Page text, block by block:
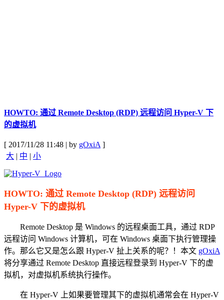
HOWTO: 通过 Remote Desktop (RDP) 远程访问 Hyper-V 下
的虚拟机
[ 2017/11/28 11:48 | by gOxiA]
大 | 中 | 小
HOWTO: 通过 Remote Desktop (RDP) 远程访问
Hyper-V 下的虚拟机
Remote Desktop 是 Windows 的远程桌面工具，通过 RDP
远程访问 Windows 计算机，可在 Windows 桌面下执行管理操
作。那么它又是怎么跟 Hyper-V 扯上关系的呢？！本文 gOxiA
将分享通过 Remote Desktop 直接远程登录到 Hyper-V 下的虚
拟机，对虚拟机系统执行操作。
在 Hyper-V 上如果要管理其下的虚拟机通常会在 Hyper-V